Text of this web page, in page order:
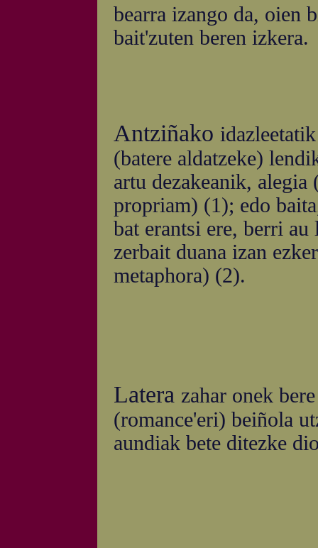
bearra izango da, oien
bait'zuten beren izkera.
Antziñako
(batere aldatzeke)
artu dezakeanik,
propriam) (1); edo
bat erantsi ere, berri au
zerbait duana izan
metaphora) (2).
Latera zahar onek
(romance'eri) beiñola
aundiak bete ditezke